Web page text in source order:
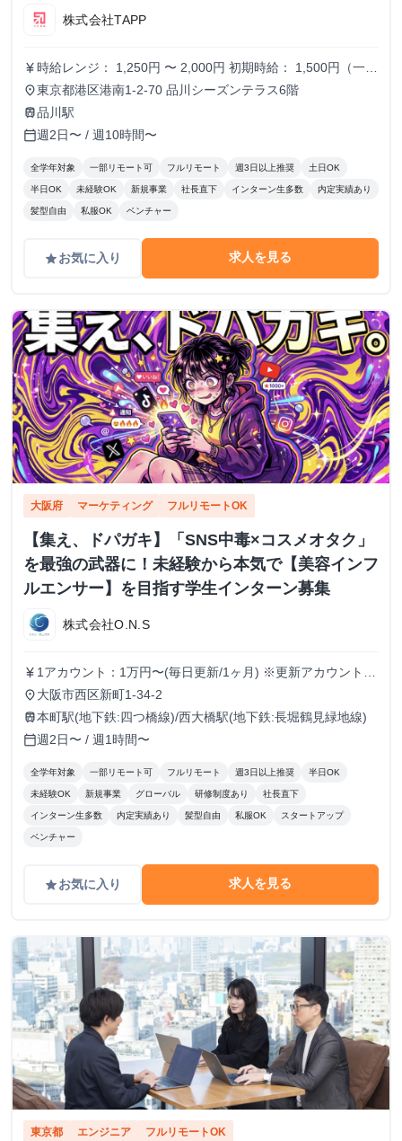
株式会社TAPP
currency_yen 時給レンジ： 1,250円 〜 2,000円 初期時給： 1,500円（一律
スタート） 改定タイミング： 3ヶ月ごとの契約更新時 評価
基準： 以下の4項目を5段階でスコアリングし、時給を決
待を大きく上回り、社員と同等のバリューを発揮。 A評価：
期待通り。安定して高品質な成果を出している。（※現状維
範囲の縮小や、当初想定していたスキルレベルに達していな
い場合に適用します。
place東京都港区港南1-2-70 品川シーズンテラス6階
train品川駅
calendar_today週2日〜 / 週10時間〜
全学年対象 一部リモート可 フルリモート 週3日以上推奨 土日OK
半日OK 未経験OK 新規事業 社長直下 インターン生多数 内定実績あり
髪型自由 私服OK ベンチャー
gradeお気に入り 求人を見る
大阪府 マーケティング フルリモートOK
【集え、ドパガキ】「SNS中毒×コスメオタク」
を最強の武器に！未経験から本気で【美容インフ
ルエンサー】を目指す学生インターン募集
株式会社O.N.S
currency_yen 1アカウント：1万円〜(毎日更新/1ヶ月) ※更新アカウントが
増える毎に報酬もUP(複数運用可) ※インセンティブ有り
place 大阪市西区新町1-34-2
train本町駅(地下鉄:四つ橋線)/西大橋駅(地下鉄:長堀鶴見緑地線)
calendar_today週2日〜 / 週1時間〜
全学年対象 一部リモート可 フルリモート 週3日以上推奨 半日OK
未経験OK 新規事業 グローバル 研修制度あり 社長直下
インターン生多数 内定実績あり 髪型自由 私服OK スタートアップ
ベンチャー
gradeお気に入り 求人を見る
東京都 エンジニア フルリモートOK